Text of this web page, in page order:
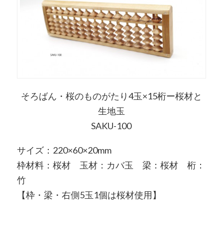
そろばん・桜のものがたり4玉×15桁ー桜材と
生地玉
SAKU-100
サイズ：220×60×20mm
枠材料：桜材 玉材：カバ玉 梁：桜材 桁：
竹
【枠・梁・右側5玉1個は桜材使用】